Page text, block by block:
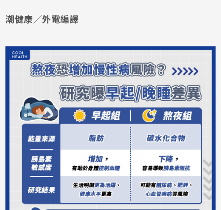
潮健康／外電編譯